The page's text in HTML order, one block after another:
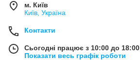
м. Київ
Київ, Україна
Контакти
Сьогодні працює з 10:00 до 18:00
Показати весь графік роботи